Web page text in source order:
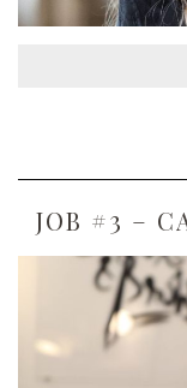
JOB #3 –